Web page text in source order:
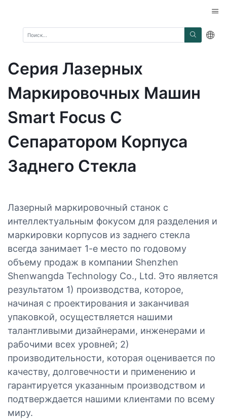
Серия Лазерных
Маркировочных Машин
Smart Focus С
Сепаратором Корпуса
Заднего Стекла
Лазерный маркировочный станок с
интеллектуальным фокусом для разделения и
маркировки корпусов из заднего стекла
всегда занимает 1-е место по годовому
объему продаж в компании Shenzhen
Shenwangda Technology Co., Ltd. Это является
результатом 1) производства, которое,
начиная с проектирования и заканчивая
упаковкой, осуществляется нашими
талантливыми дизайнерами, инженерами и
рабочими всех уровней; 2)
производительности, которая оценивается по
качеству, долговечности и применению и
гарантируется указанным производством и
подтверждается нашими клиентами по всему
миру.